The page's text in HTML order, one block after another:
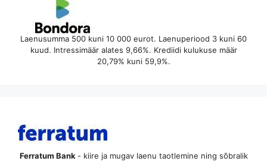
Laenusumma 500 kuni 10 000 eurot. Laenuperiood 3 kuni 60
kuud. Intressimäär alates 9,66%. Krediidi kulukuse määr
20,79% kuni 59,9%.
Ferratum Bank - kiire ja mugav laenu taotlemine ning sõbralik